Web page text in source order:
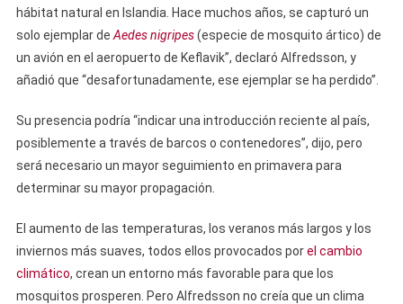
hábitat natural en Islandia. Hace muchos años, se capturó un
solo ejemplar de Aedes nigripes(especie de mosquito ártico) de
un avión en el aeropuerto de Keflavik”, declaró Alfredsson, y
añadió que “desafortunadamente, ese ejemplar se ha perdido”.
Su presencia podría “indicar una introducción reciente al país,
posiblemente a través de barcos o contenedores”, dijo, pero
será necesario un mayor seguimiento en primavera para
determinar su mayor propagación.
El aumento de las temperaturas, los veranos más largos y los
inviernos más suaves, todos ellos provocados porel cambio
climático, crean un entorno más favorable para que los
mosquitos prosperen. Pero Alfredsson no creía que un clima